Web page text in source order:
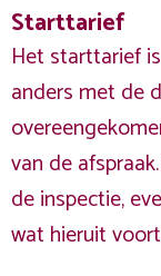
Starttarief
Het starttarief
anders met de
van de
de inspectie,
wat hieruit